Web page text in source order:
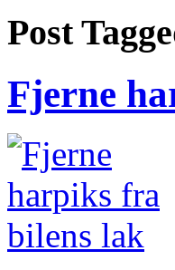
Post
Fjerne